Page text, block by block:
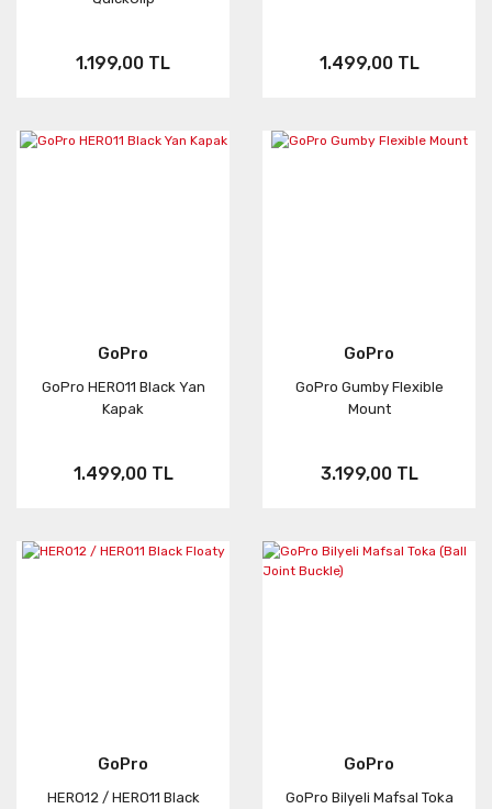
1.199,00 TL 1.499,00 TL
GoPro
GoPro HERO11 Black Yan
Kapak
1.499,00 TL
GoPro
GoPro Gumby Flexible
Mount
3.199,00 TL
GoPro
HERO12 / HERO11 Black
GoPro
GoPro Bilyeli Mafsal Toka